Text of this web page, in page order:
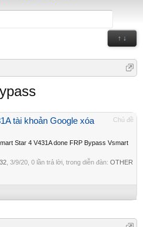
↑ ↓
Chủ đề
tài khoản Google xóa
Star 4 V431A done FRP Bypass Vsmart
3/9/20 , 0 lần trả lời, trong diễn đàn: OTHER